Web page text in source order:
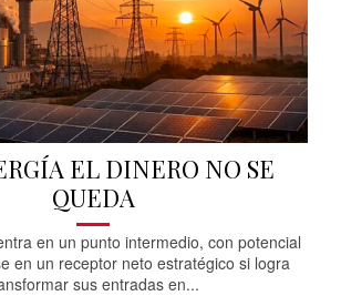
EL DINERO NO SE
QUEDA
en un punto intermedio, con potencial
en un receptor neto estratégico si logra
sus entradas en...